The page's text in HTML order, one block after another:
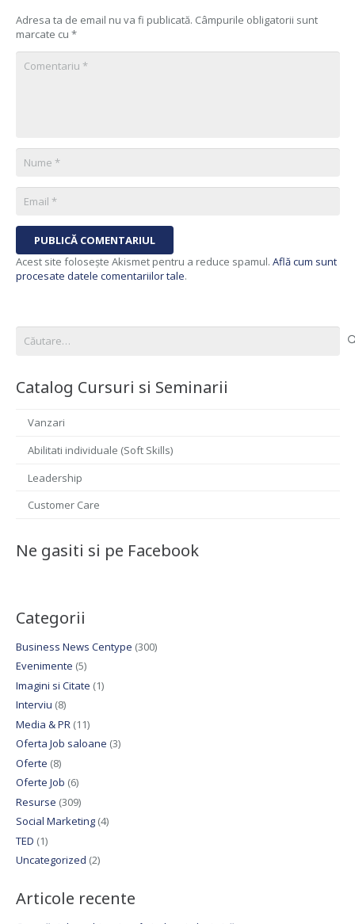
Adresa ta de email nu va fi publicată. Câmpurile obligatorii sunt
marcate cu *
PUBLICĂ COMENTARIUL
Acest site folosește Akismet pentru a reduce spamul. Află cum sunt
procesate datele comentariilor tale.
după:
Catalog Cursuri si Seminarii
Vanzari
Abilitati individuale (Soft Skills)
Leadership
Customer Care
Ne gasiti si pe Facebook
Categorii
Business News Centype (300)
Evenimente (5)
Imagini si Citate (1)
Interviu (8)
Media & PR(11)
Oferta Job saloane (3)
Oferte (8)
Oferte Job (6)
Resurse (309)
Social Marketing(4)
TED (1)
Uncategorized (2)
Articole recente